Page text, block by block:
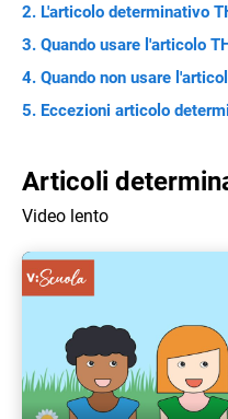
L'articolo determinativo
Quando usare l'articolo
Quando non usare
Eccezioni articolo
Articoli
Video lento